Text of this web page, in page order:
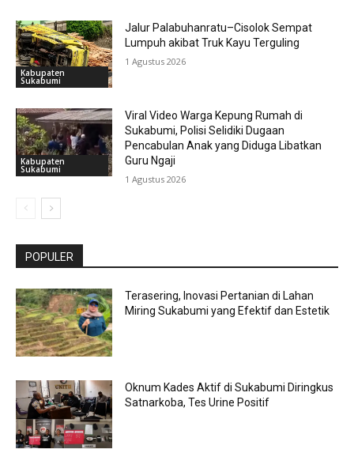
Kabupaten
Sukabumi
Jalur Palabuhanratu–Cisolok Sempat
Lumpuh akibat Truk Kayu Terguling
1 Agustus 2026
Kabupaten
Sukabumi
Viral Video Warga Kepung Rumah di
Sukabumi, Polisi Selidiki Dugaan
Pencabulan Anak yang Diduga Libatkan
Guru Ngaji
1 Agustus 2026
POPULER
Terasering, Inovasi Pertanian di Lahan
Miring Sukabumi yang Efektif dan Estetik
Oknum Kades Aktif di Sukabumi Diringkus
Satnarkoba, Tes Urine Positif